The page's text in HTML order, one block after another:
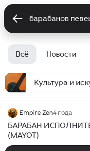
Всё Новости
Культура и
Empire Zen4 года
БАРАБАН
(MAYOT)